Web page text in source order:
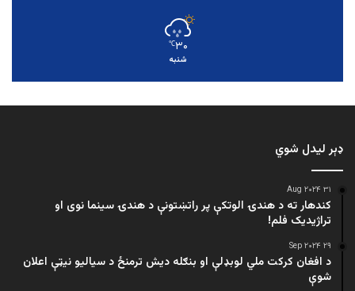
۳۰℃
شنبه
ډېر لیدل شوي
۳۱ Aug ۲۰۲۴
کندهار ته د هندۍ الوتکې پر راتښتونې د هندۍ سینما نوی او
تراژيديک فلم!
۲۹ Sep ۲۰۲۴
د افغان کرکت ملي لوبډلې او بنګله دیش ترمنځ د سیالیو نیټې اعلان
شوې